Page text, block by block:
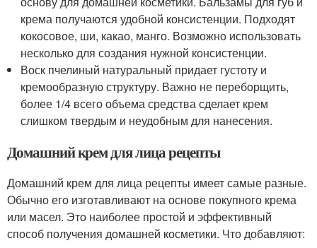
крема получаются удобной консистенции. Подходят
кокосовое, ши, какао, манго. Возможно использовать
несколько для создания нужной консистенции.
Воск пчелиный натуральный придает густоту и
кремообразную структуру. Важно не переборщить,
более 1/4 всего объема средства сделает крем
слишком твердым и неудобным для нанесения.
Домашний крем для лица рецепты
Домашний крем для лица рецепты имеет самые разные.
Обычно его изготавливают на основе покупного крема
или масел. Это наиболее простой и эффективный
способ получения домашней косметики. Что добавляют: